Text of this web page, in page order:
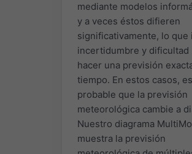
mediante modelos
y a veces éstos difieren
significativamente, lo que
incertidumbre y dificultad
hacer una previsión
tiempo. En estos casos, es
probable que la previsión
meteorológica cambie a
Nuestro diagrama
muestra la previsión